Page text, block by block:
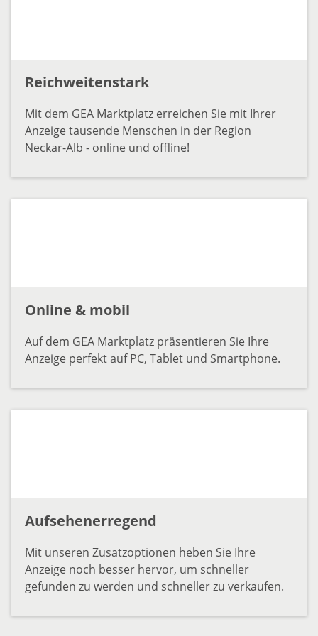
Reichweitenstark
Mit dem GEA Marktplatz erreichen Sie mit Ihrer
Anzeige tausende Menschen in der Region
Neckar-Alb - online und offline!
Online & mobil
Auf dem GEA Marktplatz präsentieren Sie Ihre
Anzeige perfekt auf PC, Tablet und Smartphone.
Aufsehenerregend
Mit unseren Zusatzoptionen heben Sie Ihre
Anzeige noch besser hervor, um schneller
gefunden zu werden und schneller zu verkaufen.